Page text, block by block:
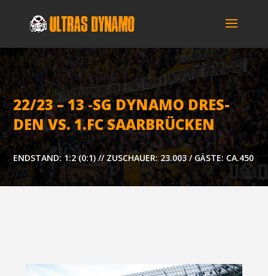
22/23 – 13 ‑SG DYNA­MO DRES­
DEN VS. 1.FC SAARBRÜCKEN
ENDSTAND: 1:2 (0:1) // ZUSCHAUER: 23.003 / GÄSTE: CA.450